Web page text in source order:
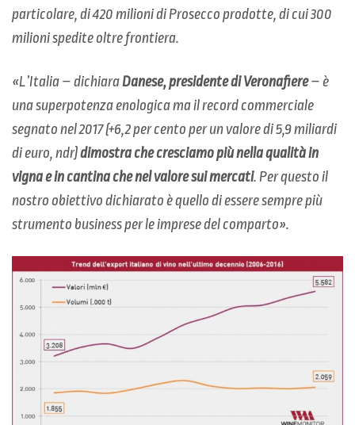
particolare, di 420 milioni di Prosecco prodotte, di cui 300
milioni spedite oltre frontiera.
«L’Italia – dichiaraDanese, presidente di Veronafiere– è
una superpotenza enologica ma il record commerciale
segnato nel 2017 (+6,2 per cento per un valore di 5,9 miliardi
di euro, ndr)dimostra che cresciamo più nella qualità in
vigna e in cantina che nel valore sui mercati. Per questo il
nostro obiettivo dichiarato è quello di essere sempre più
strumento business per le imprese del comparto».